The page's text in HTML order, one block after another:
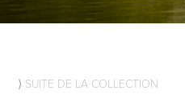
⟩ SUITE DE LA COLLECTION